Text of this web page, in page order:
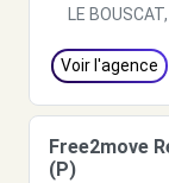
LE
Voir l'agence
Free2move
(P)